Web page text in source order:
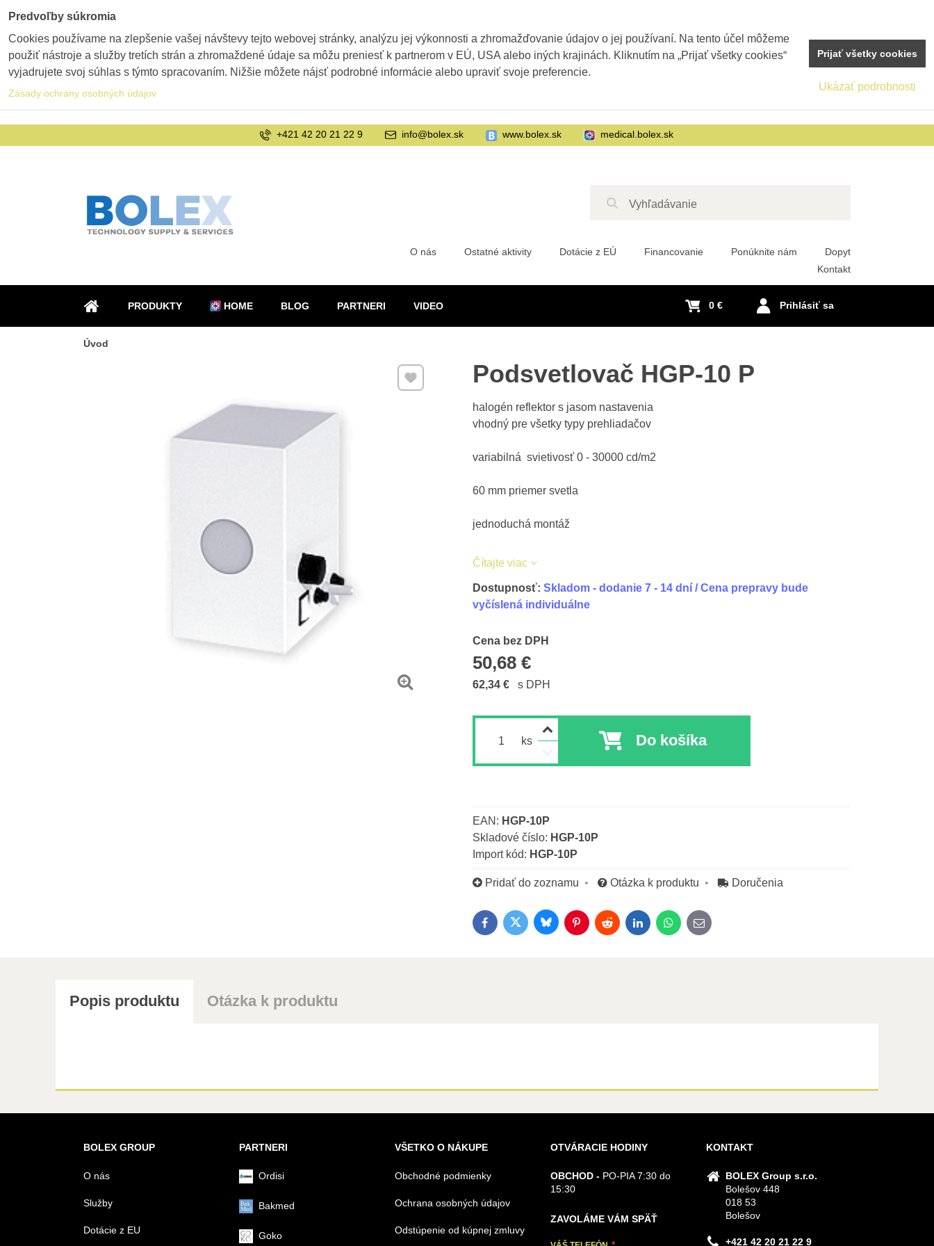
ÚVOD
PRODUKTY HOME BLOG PARTNERI VIDEO
O nás Ostatné aktivity Dotácie z EÚ Financovanie Ponúknite nám
Dopyt
Kontakt
Prihlásiť sa
0 €
+421 42 20 21 22 9 info@bolex.sk www.bolex.sk medical.bolex.sk
Úvod
Podsvetlovač HGP-10 P
halogén reflektor s jasom nastavenia
vhodný pre všetky typy prehliadačov
variabilná svietivosť 0 - 30000 cd/m2
60 mm priemer svetla
jednoduchá montáž
Čítajte viac
Pridať k Obľúbeným
Dostupnosť: Skladom - dodanie 7 - 14 dní / Cena prepravy bude
vyčíslená individuálne
Cena bez DPH
50,68 €
Cena s DPH
62,34 € s DPH
ks Do košíka
EAN: HGP-10P
Skladové číslo: HGP-10P
Import kód: HGP-10P
Pridať do zoznamu Otázka k produktu Doručenia
FacebookTwitterBlueskyPinterestRedditLinkedInWhatsApp
E-mail
Popis produktu Otázka k produktu
BOLEX GROUP
O nás
Služby
Dotácie z EU
PARTNERI
Ordisi
Bakmed
Goko
VŠETKO O NÁKUPE
Obchodné podmienky
Ochrana osobných údajov
Odstúpenie od kúpnej zmluvy
OTVÁRACIE HODINY
OBCHOD - PO-PIA 7:30 do
15:30
ZAVOLÁME VÁM SPÄŤ
KONTAKT
BOLEX Group s.r.o.
Bolešov 448
018 53
Bolešov
+421 42 20 21 22 9
Predvoľby súkromia
Cookies používame na zlepšenie vašej návštevy tejto webovej stránky, analýzu jej výkonnosti a zhromažďovanie údajov o jej používaní. Na tento účel môžeme
použiť nástroje a služby tretích strán a zhromaždené údaje sa môžu preniesť k partnerom v EÚ, USA alebo iných krajinách. Kliknutím na „Prijať všetky cookies“
vyjadrujete svoj súhlas s týmto spracovaním. Nižšie môžete nájsť podrobné informácie alebo upraviť svoje preferencie.
Zásady ochrany osobných údajov
Ukázať podrobnosti
Prijať všetky cookies